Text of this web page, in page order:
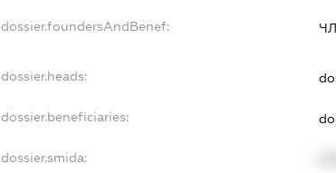
dossier.foundersAndBenef:
dossier.heads:
dossier.beneficiaries:
dossier.smida: